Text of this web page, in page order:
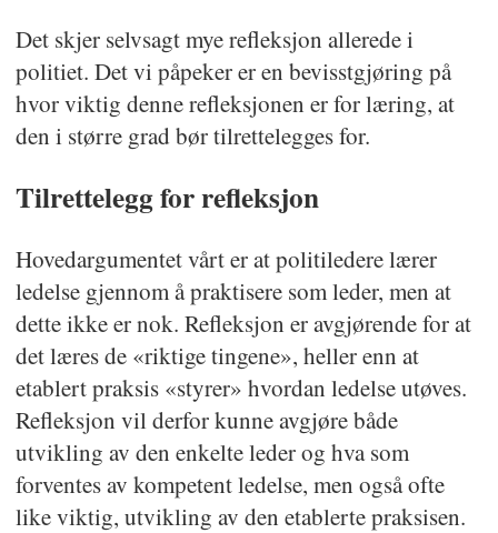
Det skjer selvsagt mye refleksjon allerede i
politiet. Det vi påpeker er en bevisstgjøring på
hvor viktig denne refleksjonen er for læring, at
den i større grad bør tilrettelegges for.
Tilrettelegg for refleksjon
Hovedargumentet vårt er at politiledere lærer
ledelse gjennom å praktisere som leder, men at
dette ikke er nok. Refleksjon er avgjørende for at
det læres de «riktige tingene», heller enn at
etablert praksis «styrer» hvordan ledelse utøves.
Refleksjon vil derfor kunne avgjøre både
utvikling av den enkelte leder og hva som
forventes av kompetent ledelse, men også ofte
like viktig, utvikling av den etablerte praksisen.